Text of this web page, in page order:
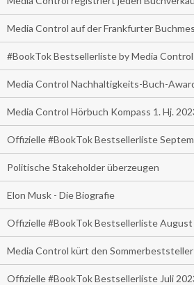
Media Control auf der Frankfurter
#BookTok Bestsellerliste by Media
Media Control Nachhaltigkeits-Buch-
Media Control Hörbuch Kompass 1. Hj.
Offizielle #BookTok Bestsellerliste
Politische Stakeholder überzeugen
Elon Musk - Die Biografie
Offizielle #BookTok Bestsellerliste August
Media Control kürt den
Offizielle #BookTok Bestsellerliste Juli